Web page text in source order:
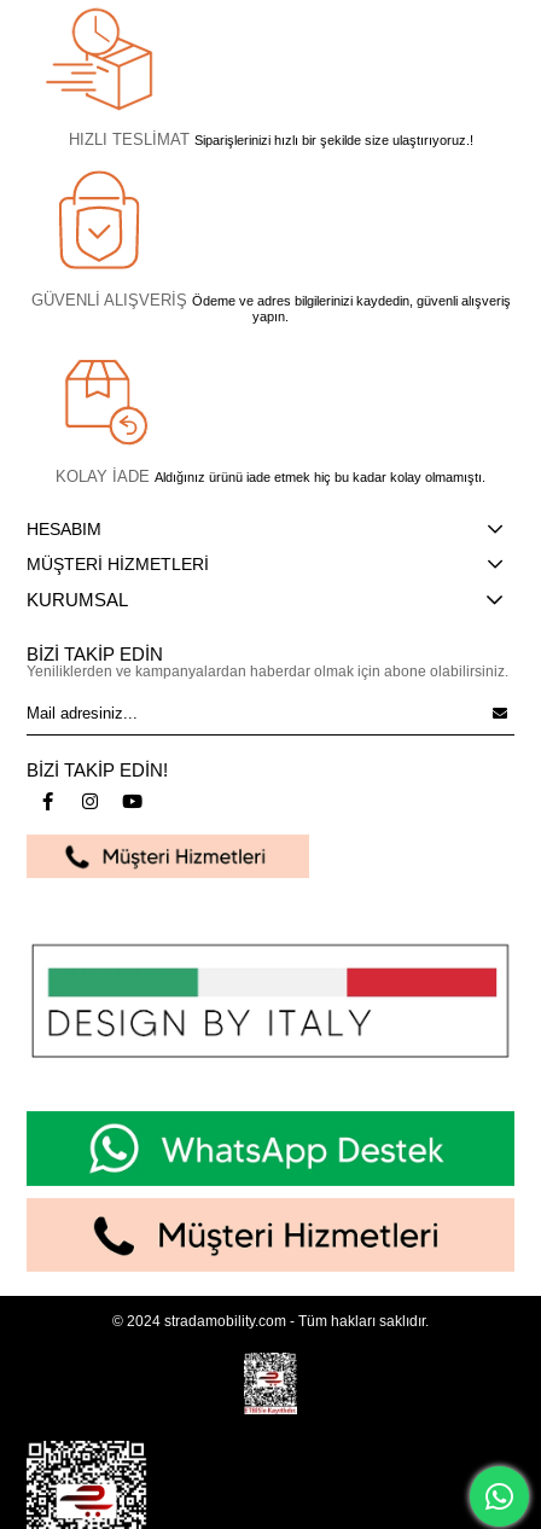
HIZLI TESLİMAT Siparişlerinizi hızlı bir şekilde size ulaştırıyoruz.!
GÜVENLİ ALIŞVERİŞ Ödeme ve adres bilgilerinizi kaydedin, güvenli alışveriş
yapın.
KOLAY İADE Aldığınız ürünü iade etmek hiç bu kadar kolay olmamıştı.
HESABIM
MÜŞTERİ HİZMETLERİ
KURUMSAL
BİZİ TAKİP EDİN
Yeniliklerden ve kampanyalardan haberdar olmak için abone olabilirsiniz.
BİZİ TAKİP EDİN!
© 2024 stradamobility.com - Tüm hakları saklıdır.